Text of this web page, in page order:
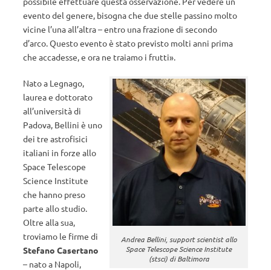
evento del genere, bisogna che due stelle passino molto
vicine l’una all’altra – entro una frazione di secondo
d’arco. Questo evento è stato previsto molti anni prima
che accadesse, e ora ne traiamo i frutti».
Andrea Bellini, support scientist allo
Space Telescope Science Institute
(stsci) di Baltimora
Nato a Legnago,
laurea e dottorato
all’università di
Padova, Bellini è uno
dei tre astrofisici
italiani in forze allo
Space Telescope
Science Institute
che hanno preso
parte allo studio.
Oltre alla sua,
troviamo le firme di
Stefano Casertano
– nato a Napoli,